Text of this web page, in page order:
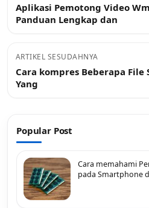
Aplikasi Pemotong Video
Panduan Lengkap dan
ARTIKEL SESUDAHNYA
Cara kompres Beberapa File
Yang
Popular Post
Cara memahami
pada Smartphone